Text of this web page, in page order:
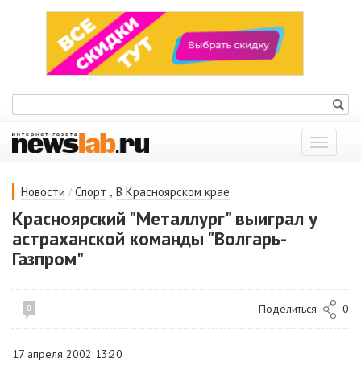
Показать
меню
Новости / Спорт , В Красноярском крае
Красноярский "Металлург" выиграл у
астраханской команды "Волгарь-
Газпром"
0 Поделиться 0
17 апреля 2002 13:20